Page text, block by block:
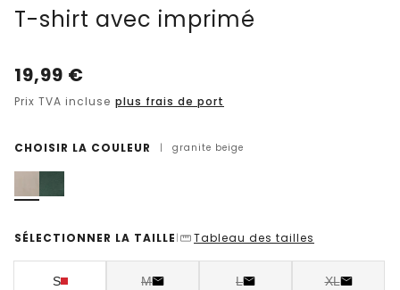
T-shirt avec imprimé
19,99 €
Prix TVA incluse plus frais de port
CHOISIR LA COULEUR | granite beige
SÉLECTIONNER LA TAILLE | Tableau des tailles
S M L XL